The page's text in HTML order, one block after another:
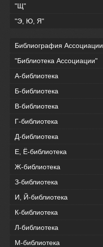
"Щ"
"Э, Ю, Я"
Библиография Ассоциации
"Библиотека Ассоциации"
А-библиотека
Б-библиотека
В-библиотека
Г-библиотека
Д-библиотека
Е, Ё-библиотека
Ж-библиотека
З-библиотека
И, Й-библиотека
К-библиотека
Л-библиотека
М-библиотека